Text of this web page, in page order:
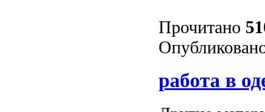
Прочитано
работа в